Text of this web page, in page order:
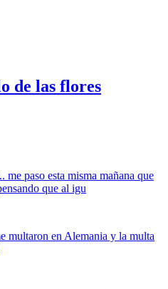
de las flores
me paso esta misma mañana que
que al igu
multaron en Alemania y la multa